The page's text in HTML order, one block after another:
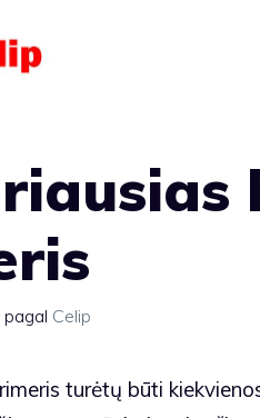
pagal Celip
turėtų būti